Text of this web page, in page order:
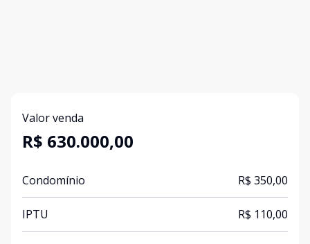
Valor venda
R$ 630.000,00
Condomínio R$ 350,00
IPTU R$ 110,00